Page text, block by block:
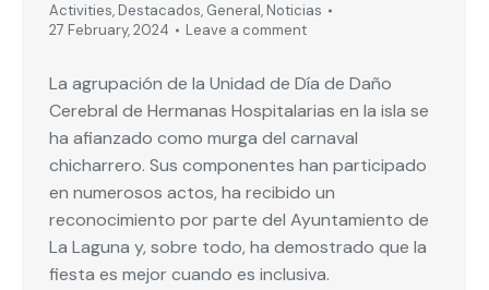
Activities, Destacados, General, Noticias
27 February, 2024
Leave a comment
La agrupación de la Unidad de Día de Daño
Cerebral de Hermanas Hospitalarias en la isla se
ha afianzado como murga del carnaval
chicharrero. Sus componentes han participado
en numerosos actos, ha recibido un
reconocimiento por parte del Ayuntamiento de
La Laguna y, sobre todo, ha demostrado que la
fiesta es mejor cuando es inclusiva.